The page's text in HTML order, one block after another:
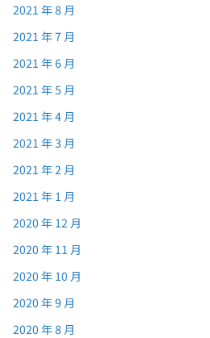
2021 年 8 月
2021 年 7 月
2021 年 6 月
2021 年 5 月
2021 年 4 月
2021 年 3 月
2021 年 2 月
2021 年 1 月
2020 年 12 月
2020 年 11 月
2020 年 10 月
2020 年 9 月
2020 年 8 月